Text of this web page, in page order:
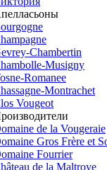
Chambertin
Musigny
Romanee
Montrachet
Vougeot
de la Vougeraie
Gros Frère et
Fourrier
de la Maltroye